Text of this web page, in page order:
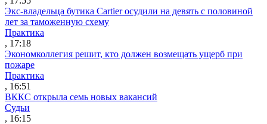
Экс-владельца бутика Cartier осудили на девять с половиной
лет за таможенную схему
Практика
, 17:18
Экономколлегия решит, кто должен возмещать ущерб при
пожаре
Практика
, 16:51
ВККС открыла семь новых вакансий
Судьи
, 16:15